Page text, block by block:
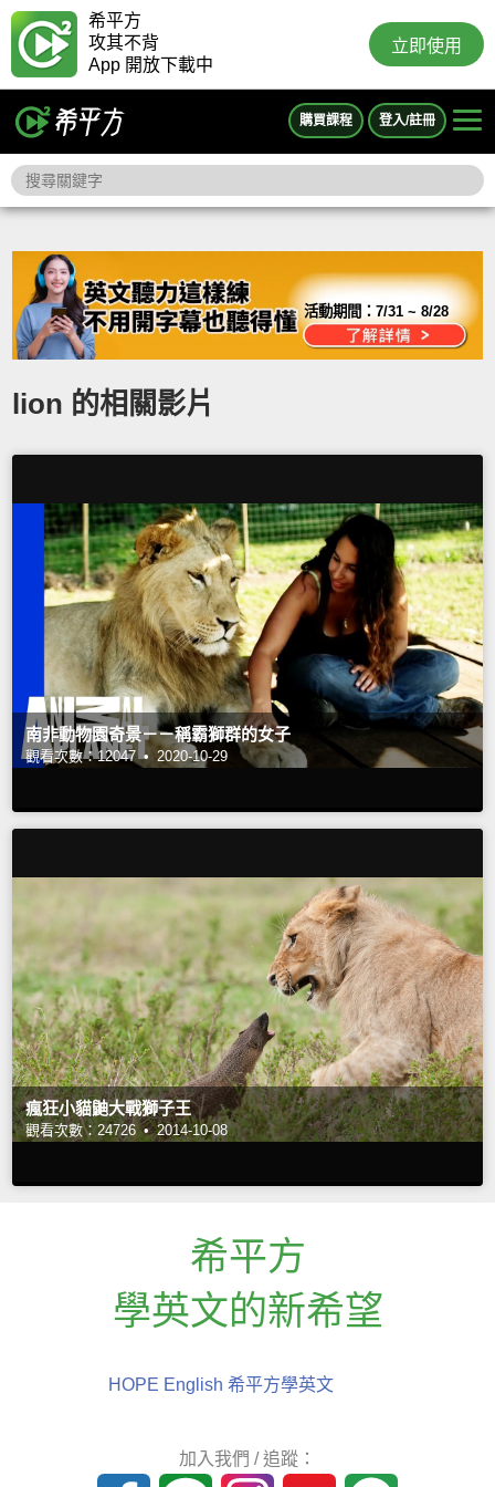
希平方
攻其不背
App 開放下載中
立即使用
購買課程 登入/註冊
活動期間：7/31 ~ 8/28
lion 的相關影片
南非動物園奇景－－稱霸獅群的女子
觀看次數：12047 • 2020-10-29
瘋狂小貓鼬大戰獅子王
觀看次數：24726 • 2014-10-08
希平方
學英文的新希望
HOPE English 希平方學英文
加入我們 / 追蹤：